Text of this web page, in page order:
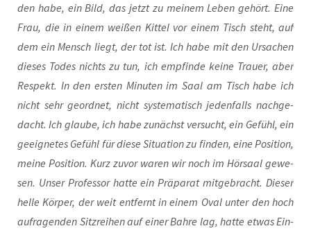
den habe, ein Bild, das jetzt zu mei­nem Leben gehört. Eine
Frau, die in einem wei­ßen Kit­tel vor einem Tisch steht, auf
dem ein Mensch liegt, der tot ist. Ich habe mit den Ursa­chen
die­ses Todes nichts zu tun, ich emp­fin­de kei­ne Trau­er, aber
Respekt. In den ers­ten Minu­ten im Saal am Tisch habe ich
nicht sehr geord­net, nicht sys­te­ma­tisch jeden­falls nach­ge­
dacht. Ich glau­be, ich habe zunächst ver­sucht, ein Gefühl, ein
geeig­ne­tes Gefühl für die­se Situa­ti­on zu fin­den, eine Posi­ti­on,
mei­ne Posi­ti­on. Kurz zuvor waren wir noch im Hör­saal gewe­
sen. Unser Pro­fes­sor hat­te ein Prä­pa­rat mit­ge­bracht. Die­ser
hel­le Kör­per, der weit ent­fernt in einem Oval unter den hoch
auf­ra­gen­den Sitz­rei­hen auf einer Bah­re lag, hat­te etwas Ein­